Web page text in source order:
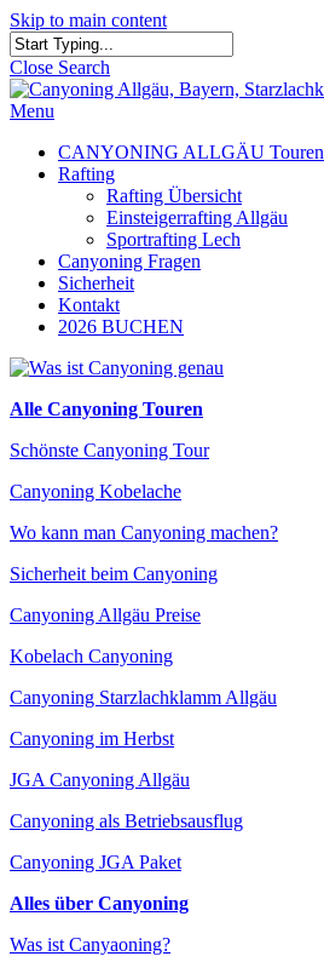
Skip to main content
Close Search
Menu
CANYONING ALLGÄU Touren
Rafting
Rafting Übersicht
Einsteigerrafting Allgäu
Sportrafting Lech
Canyoning Fragen
Sicherheit
Kontakt
2026 BUCHEN
Alle Canyoning Touren
Schönste Canyoning Tour
Canyoning Kobelache
Wo kann man Canyoning machen?
Sicherheit beim Canyoning
Canyoning Allgäu Preise
Kobelach Canyoning
Canyoning Starzlachklamm Allgäu
Canyoning im Herbst
JGA Canyoning Allgäu
Canyoning als Betriebsausflug
Canyoning JGA Paket
Alles über Canyoning
Was ist Canyaoning?